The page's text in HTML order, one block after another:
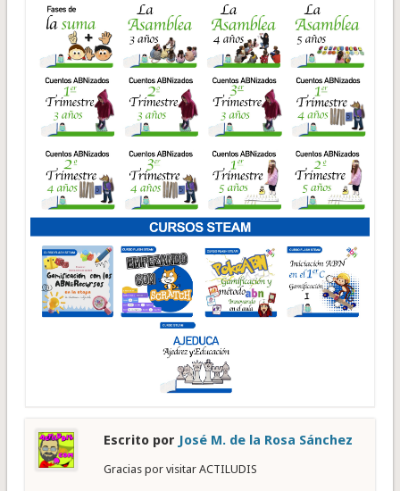
Escrito por José M. de la Rosa Sánchez
Gracias por visitar ACTILUDIS